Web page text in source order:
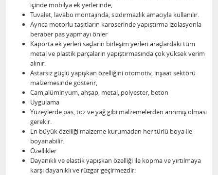
içinde mobilya ek yerlerinde,
Tuvalet, lavabo montajında, sızdırmazlık amacıyla kullanılır.
Ayrıca motorlu taşıtların karoserinde yapıştırma izolasyonla
beraber pas yapmayı önler
Kaporta ek yerleri saçların birleşim yerleri araçlardaki tüm
metal ve plastik parçaların yapıştırmasında çok yüksek verim
alınır.
Astarsız güçlü yapışkan özelliğini otomotiv, inşaat sektörü
malzemesinde gösterir,
Cam,alüminyum, ahşap, metal, polyester, beton
Uygulama
Yüzeylerde pas, toz ve yağ gibi malzemelerden arınmış olması
gerekir.
En büyük özelliği malzeme kurumadan her türlü boya ile
boyanabilir.
Özellikler
Dayanıklı ve elastik yapışkan özelliği ile kopma ve yırtılmaya
karşı dayanıklı ve rüzgar geçirmezdir.